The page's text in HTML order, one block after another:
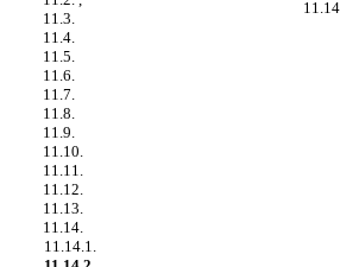
11.3.
11.4.
11.5.
11.6.
11.7.
11.8.
11.9.
11.10.
11.11.
11.12.
11.13.
11.14.
11.14.1.